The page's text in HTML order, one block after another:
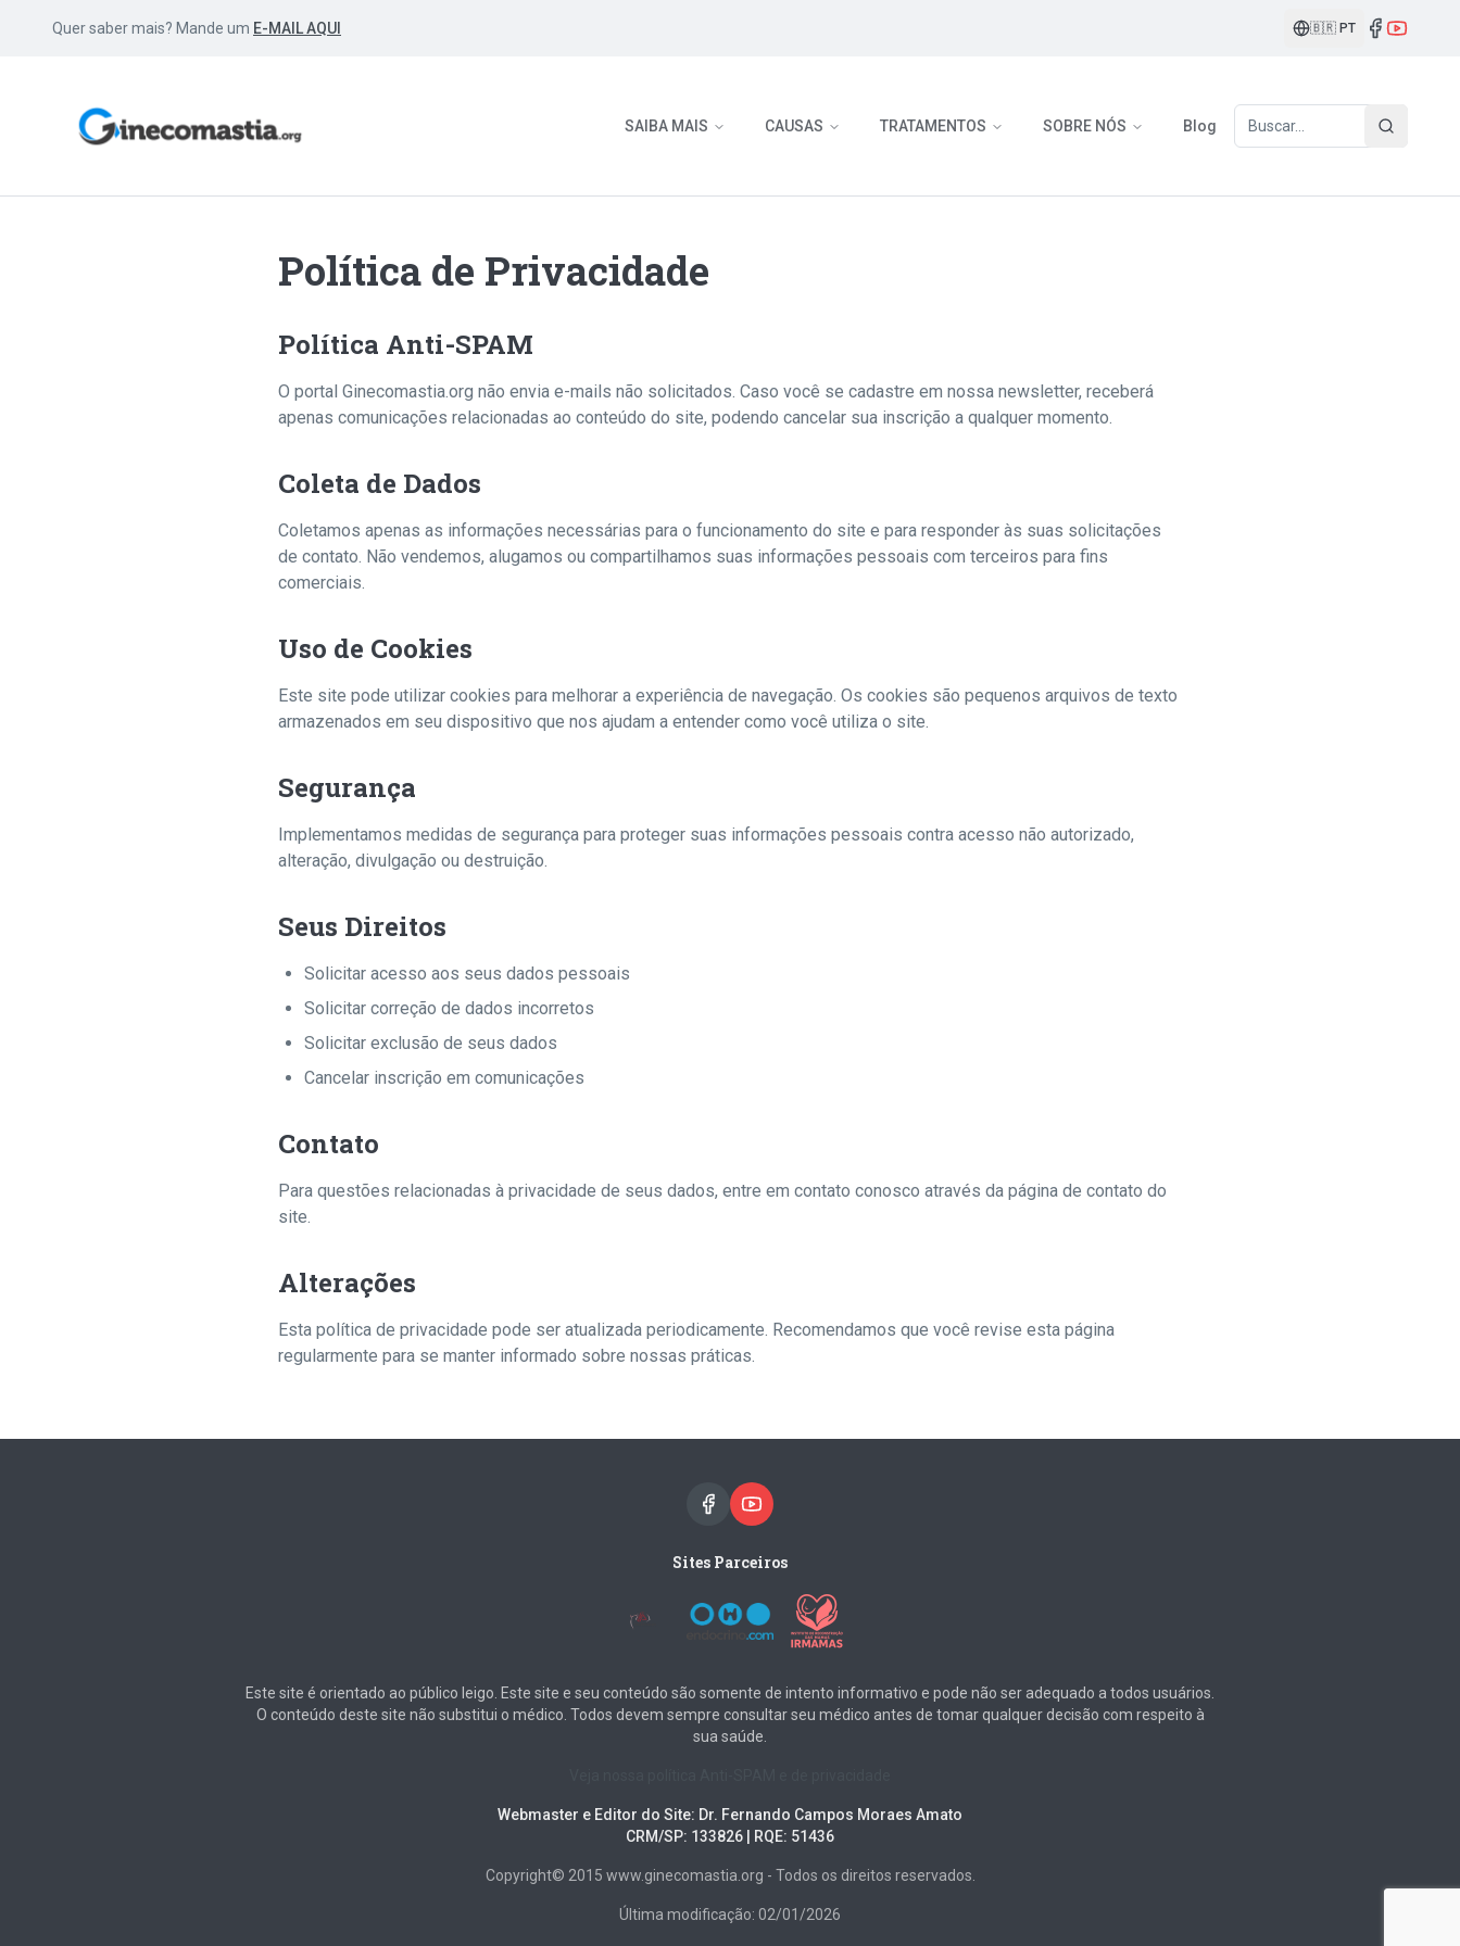
Quer saber mais? Mande um E-MAIL AQUI 🇧🇷 PT
SAIBA MAIS CAUSAS TRATAMENTOS SOBRE NÓS Blog
Política de Privacidade
Política Anti-SPAM
O portal Ginecomastia.org não envia e-mails não solicitados. Caso você se cadastre em nossa newsletter, receberá
apenas comunicações relacionadas ao conteúdo do site, podendo cancelar sua inscrição a qualquer momento.
Coleta de Dados
Coletamos apenas as informações necessárias para o funcionamento do site e para responder às suas solicitações
de contato. Não vendemos, alugamos ou compartilhamos suas informações pessoais com terceiros para fins
comerciais.
Uso de Cookies
Este site pode utilizar cookies para melhorar a experiência de navegação. Os cookies são pequenos arquivos de texto
armazenados em seu dispositivo que nos ajudam a entender como você utiliza o site.
Segurança
Implementamos medidas de segurança para proteger suas informações pessoais contra acesso não autorizado,
alteração, divulgação ou destruição.
Seus Direitos
Solicitar acesso aos seus dados pessoais
Solicitar correção de dados incorretos
Solicitar exclusão de seus dados
Cancelar inscrição em comunicações
Contato
Para questões relacionadas à privacidade de seus dados, entre em contato conosco através da página de contato do
site.
Alterações
Esta política de privacidade pode ser atualizada periodicamente. Recomendamos que você revise esta página
regularmente para se manter informado sobre nossas práticas.
Sites Parceiros
Este site é orientado ao público leigo. Este site e seu conteúdo são somente de intento informativo e pode não ser adequado a todos usuários.
O conteúdo deste site não substitui o médico. Todos devem sempre consultar seu médico antes de tomar qualquer decisão com respeito à
sua saúde.
Webmaster e Editor do Site: Dr. Fernando Campos Moraes Amato
CRM/SP: 133826 | RQE: 51436
Copyright© 2015 www.ginecomastia.org - Todos os direitos reservados.
Última modificação: 02/01/2026